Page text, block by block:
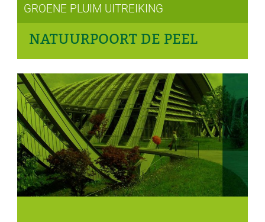
GROENE PLUIM UITREIKING
NATUURPOORT DE PEEL